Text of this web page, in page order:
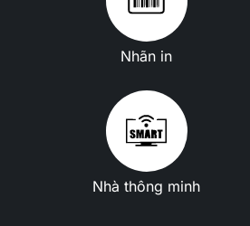
Nhãn in
Nhà thông minh